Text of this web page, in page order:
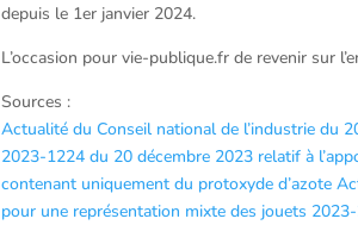
depuis le 1er janvier 2024.
L’occasion pour vie-publique.fr de revenir sur
Sources :
Actualité du Conseil national de l’industrie du
2023-1224 du 20 décembre 2023 relatif à
contenant uniquement du protoxyde d’azote
pour une représentation mixte des jouets